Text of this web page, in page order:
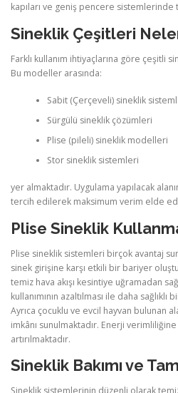
kapıları ve geniş pencere
Sineklik Çeşitleri
Farklı kullanım ihtiyaçlarına göre
Bu modeller arasında:
Sabit (Çerçeveli) sineklik
Sürgülü sineklik çözümleri
Plise (pileli) sineklik modelleri
Stor sineklik sistemleri
yer almaktadır. Uygulama yapılacak
tercih edilerek maksimum verim elde
Plise Sineklik
Plise sineklik sistemleri birçok avantaj
sinek girişine karşı etkili bir bariyer
temiz hava akışı kesintiye uğramadan
kullanımının azaltılması ile daha
Ayrıca çocuklu ve evcil hayvan bulunan
imkânı sunulmaktadır. Enerji
artırılmaktadır.
Sineklik Bakımı ve
Sineklik sistemlerinin düzenli olarak